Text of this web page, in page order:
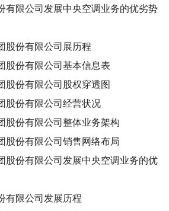
有限公司发展中央空调业务的优劣势
股份有限公司展历程
股份有限公司基本信息表
股份有限公司股权穿透图
股份有限公司经营状况
股份有限公司整体业务架构
股份有限公司销售网络布局
股份有限公司发展中央空调业务的优
有限公司发展历程